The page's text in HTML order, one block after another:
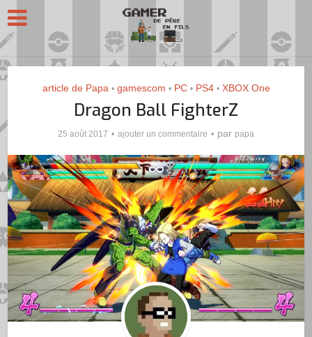
article de Papa • gamescom • PC • PS4 • XBOX One
Dragon Ball FighterZ
25 août 2017 ajouter un commentaire par papa